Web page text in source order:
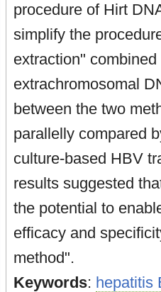
procedure of Hirt
simplify the
extraction"
extrachromosomal
between the two
parallelly compared
culture-based HBV
results suggested
the potential to
efficacy and
method".
Keywords: hepatitis